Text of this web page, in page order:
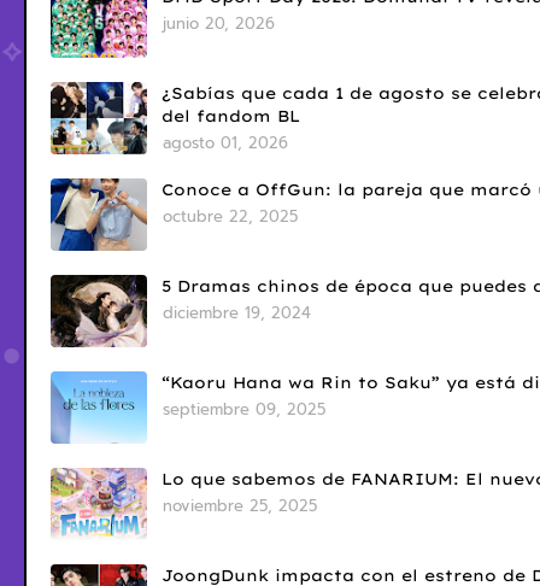
junio 20, 2026
¿Sabías que cada 1 de agosto se
del fandom BL
agosto 01, 2026
Conoce a OffGun: la pareja que
octubre 22, 2025
5 Dramas chinos de época que
diciembre 19, 2024
“Kaoru Hana wa Rin to Saku” ya está
septiembre 09, 2025
Lo que sabemos de FANARIUM: El
noviembre 25, 2025
JoongDunk impacta con el estreno de